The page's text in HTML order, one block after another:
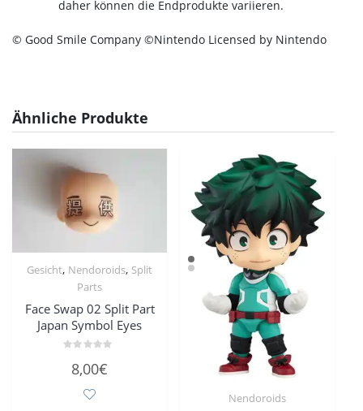
daher können die Endprodukte variieren.
© Good Smile Company ©Nintendo Licensed by Nintendo
Ähnliche Produkte
Gesicht, Nendoroids, Split
Parts
Face Swap 02 Split Part
Japan Symbol Eyes
mit8,00€
Nendoroids